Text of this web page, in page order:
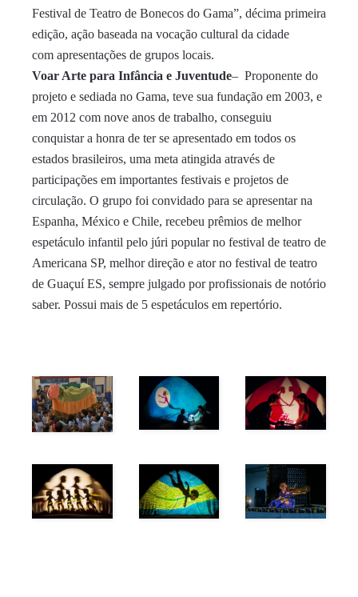
Festival de Teatro de Bonecos do Gama”, décima primeira
edição, ação baseada na vocação cultural da cidade
com apresentações de grupos locais.
Voar Arte para Infância e Juventude– Proponente do
projeto e sediada no Gama, teve sua fundação em 2003, e
em 2012 com nove anos de trabalho, conseguiu
conquistar a honra de ter se apresentado em todos os
estados brasileiros, uma meta atingida através de
participações em importantes festivais e projetos de
circulação. O grupo foi convidado para se apresentar na
Espanha, México e Chile, recebeu prêmios de melhor
espetáculo infantil pelo júri popular no festival de teatro de
Americana SP, melhor direção e ator no festival de teatro
de Guaçuí ES, sempre julgado por profissionais de notório
saber. Possui mais de 5 espetáculos em repertório.